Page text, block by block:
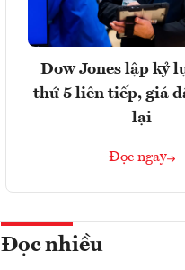
Dow Jones lập kỷ
thứ 5 liên tiếp, giá
lại
Đọc ngay
Đọc nhiều